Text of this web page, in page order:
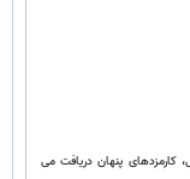
کارمزدهای پنهان دریافت می